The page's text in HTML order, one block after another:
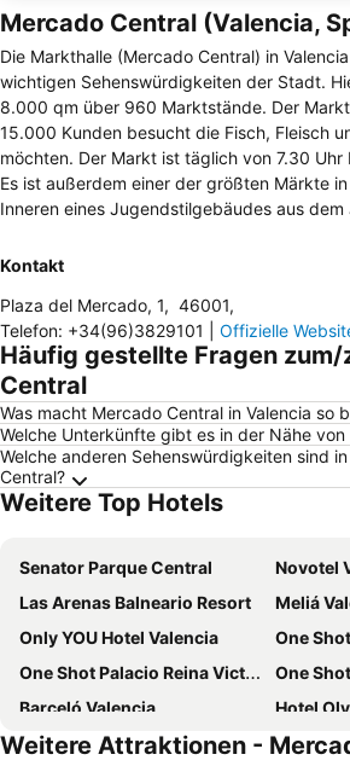
Mercado Central (Valencia,
Die Markthalle (Mercado Central) in
wichtigen Sehenswürdigkeiten der Stadt.
8.000 qm über 960 Marktstände. Der
15.000 Kunden besucht die Fisch, Fleisch
möchten. Der Markt ist täglich von 7.30
Es ist außerdem einer der größten Märkte
Inneren eines Jugendstilgebäudes aus dem
Kontakt
Plaza del Mercado, 1, 46001,
Telefon: +34(96)3829101 Offizielle
Häufig gestellte Fragen
Central
Was macht Mercado Central in Valencia so
Welche Unterkünfte gibt es in der Nähe
Welche anderen Sehenswürdigkeiten sind
Central?
Weitere Top Hotels
Senator Parque Central
Novotel
Las Arenas Balneario Resort
Meliá
Only YOU Hotel Valencia
One
One Shot Palacio Reina Victoria
One
Barceló Valencia
Hotel
NH Valencia Center
Ilunion
Weitere Attraktionen -